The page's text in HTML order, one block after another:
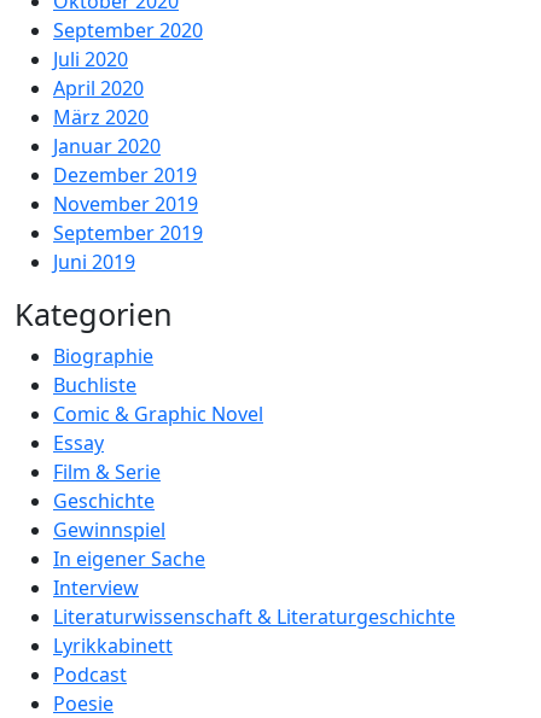
September 2020
Juli 2020
April 2020
März 2020
Januar 2020
Dezember 2019
November 2019
September 2019
Juni 2019
Kategorien
Biographie
Buchliste
Comic & Graphic Novel
Essay
Film & Serie
Geschichte
Gewinnspiel
In eigener Sache
Interview
Literaturwissenschaft & Literaturgeschichte
Lyrikkabinett
Podcast
Poesie